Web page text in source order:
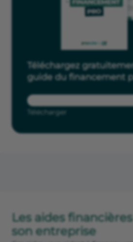
Téléchargez
guide du financement
Télécharger
Les aides
son entreprise